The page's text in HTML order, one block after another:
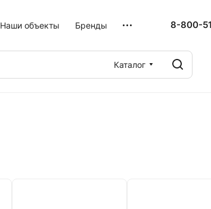
Наши объекты Бренды 8-800-
Каталог